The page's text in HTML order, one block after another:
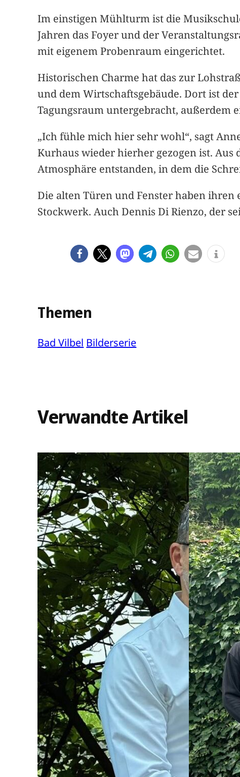
Im einstigen Mühlturm ist die
Jahren das Foyer und der
mit eigenem Probenraum eingerichtet.
Historischen Charme hat das zur
und dem Wirtschaftsgebäude. Dort ist
Tagungsraum untergebracht, außerdem
„Ich fühle mich hier sehr wohl“, sagt
Kurhaus wieder hierher gezogen ist.
Atmosphäre entstanden, in dem die
Die alten Türen und Fenster haben
Stockwerk. Auch Dennis Di Rienzo, der
Themen
Bad Vilbel Bilderserie
Verwandte Artikel